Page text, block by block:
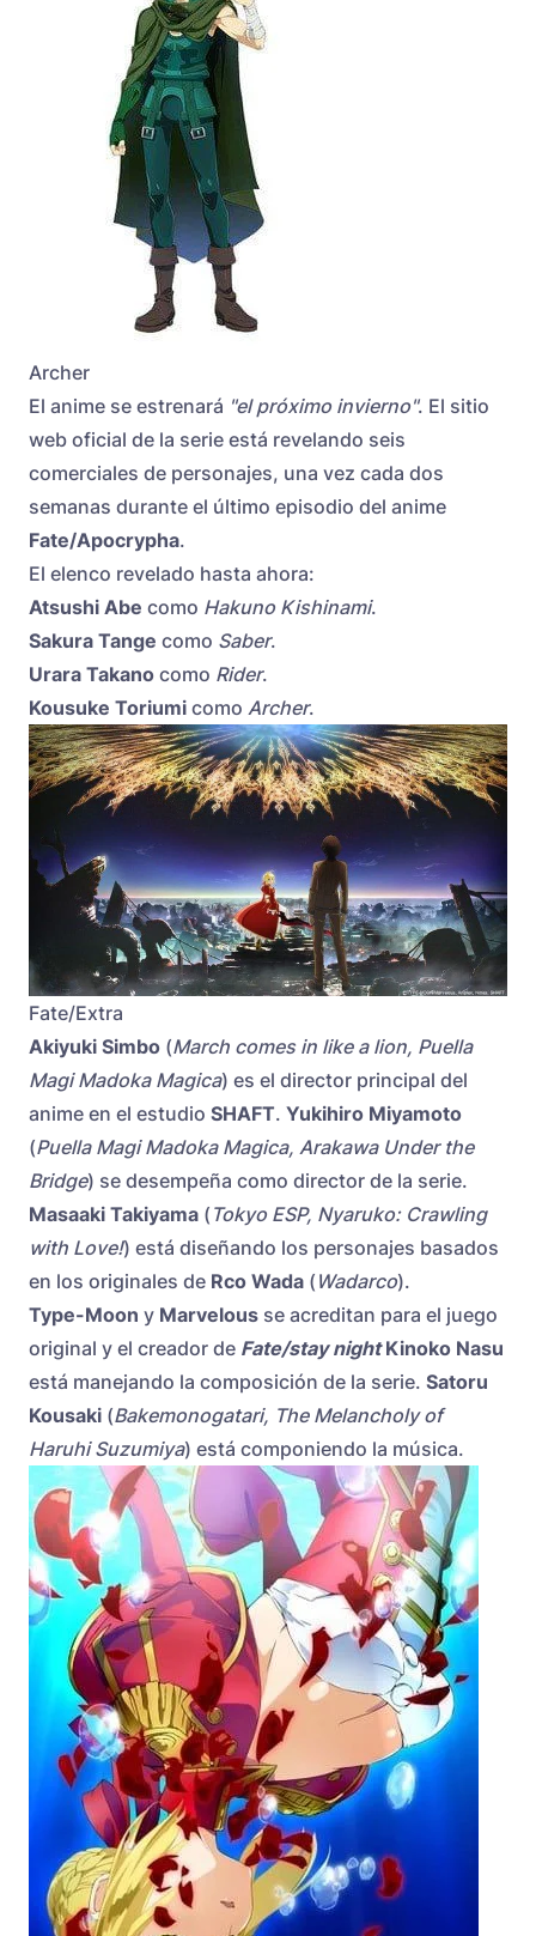
Archer
El anime se estrenará "el próximo invierno". El sitio
web oficial de la serie está revelando seis
comerciales de personajes, una vez cada dos
semanas durante el último episodio del anime
Fate/Apocrypha.
El elenco revelado hasta ahora:
Atsushi Abe como Hakuno Kishinami.
Sakura Tange como Saber.
Urara Takano como Rider.
Kousuke Toriumi como Archer.
Fate/Extra
Akiyuki Simbo (March comes in like a lion, Puella
Magi Madoka Magica) es el director principal del
anime en el estudio SHAFT. Yukihiro Miyamoto
(Puella Magi Madoka Magica, Arakawa Under the
Bridge) se desempeña como director de la serie.
Masaaki Takiyama ( Tokyo ESP, Nyaruko: Crawling
with Love!) está diseñando los personajes basados
en los originales de Rco Wada ( Wadarco).
Type-Moon y Marvelous se acreditan para el juego
original y el creador de Fate/stay night Kinoko Nasu
está manejando la composición de la serie. Satoru
Kousaki (Bakemonogatari, The Melancholy of
Haruhi Suzumiya) está componiendo la música.